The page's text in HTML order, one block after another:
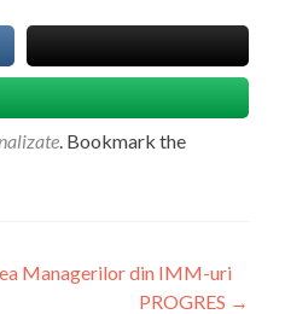
. Bookmark the
Managerilor din IMM-uri
PROGRES →